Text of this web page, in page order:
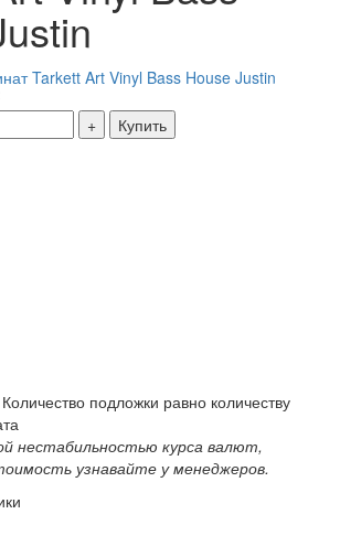
Купить
Количество подложки равно количеству
нестабильностью курса валют,
узнавайте у менеджеров.